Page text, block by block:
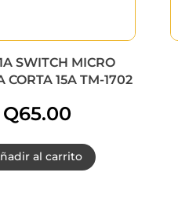
SWITCH MICRO
CORTA 15A TM-1702
Q65.00
al carrito